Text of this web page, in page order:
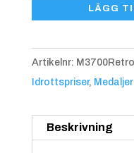
Blå/
mängd
LÄGG
Artikelnr:
Idrottspriser, Medaljer
Beskrivning